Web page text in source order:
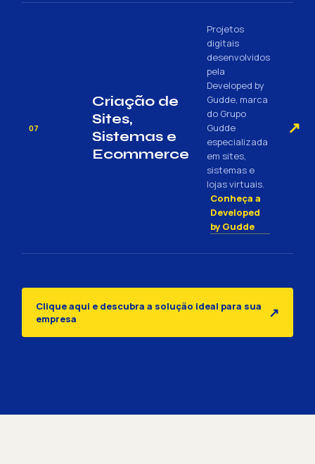
07
Criação de
Sites,
Sistemas e
Ecommerce
Projetos
digitais
desenvolvidos
pela
Developed by
Gudde, marca
do Grupo
Gudde
especializada
em sites,
sistemas e
lojas virtuais.
Conheça a
Developed
by Gudde
↗
Clique aqui e descubra a solução ideal para sua
empresa
↗